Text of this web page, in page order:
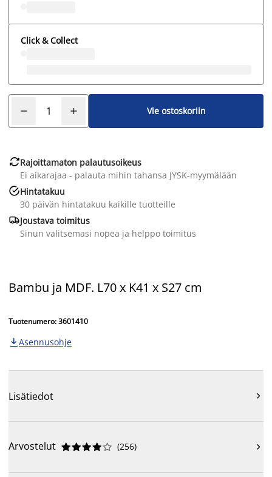
Click & Collect
Vie ostoskoriin
Rajoittamaton palautusoikeus
Ei aikarajaa - palauta mihin tahansa JYSK-myymälään
Hintatakuu
30 päivän hintatakuu kaikille tuotteille
Joustava toimitus
Sinun valitsemasi nopea ja helppo toimitus
Bambu ja MDF. L70 x K41 x S27 cm
Tuotenumero: 3601410
 Asennusohje
Lisätiedot 
Arvostelut 




 (256) 